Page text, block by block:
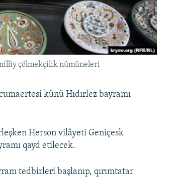
çölmekçilik nümüneleri
künü Hıdırlez bayramı
Herson vilâyeti Geniçesk
qayd etilecek.
tedbirleri başlanıp, qırımtatar